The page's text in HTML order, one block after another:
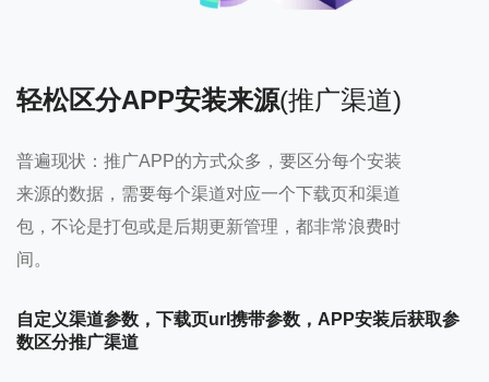
轻松区分APP安装来源(推广渠道)
普遍现状：推广APP的方式众多，要区分每个安装
来源的数据，需要每个渠道对应一个下载页和渠道
包，不论是打包或是后期更新管理，都非常浪费时
间。
自定义渠道参数，下载页url携带参数，APP安装后获取参
数区分推广渠道